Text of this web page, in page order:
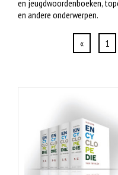
en jeugdwoordenboeken,
en andere onderwerpen.
« 1